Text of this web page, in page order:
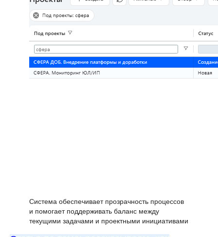
Система обеспечивает прозрачность процессов
и помогает поддерживать баланс между
текущими задачами и проектными инициативами
Отправить